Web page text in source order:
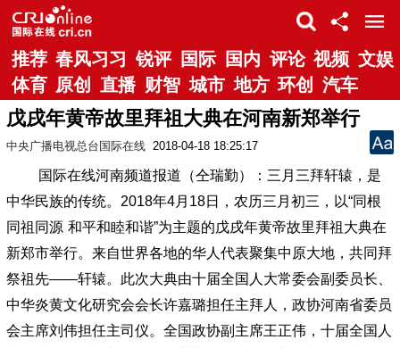
推荐 春风习习 锐评 国际 国内 评论 视频 文娱
体育 原创 直播 财智 城市 地方 环创 汽车
戊戌年黄帝故里拜祖大典在河南新郑举行
中央广播电视总台国际在线 2018-04-18 18:25:17
国际在线河南频道报道（仝瑞勤）：三月三拜轩辕，是
中华民族的传统。 2018年4月 18日，农历三月初三，以“同根
同祖同源 和平和睦和谐”为主题的戊戌年黄帝故里拜祖大典在
新郑市举行。来自世界各地的华人代表聚集中原大地，共同拜
祭祖先——轩辕。此次大典由十届全国人大常委会副委员长、
中华炎黄文化研究会会长许嘉璐担任主拜人，政协河南省委员
会主席刘伟担任主司仪。全国政协副主席王正伟，十届全国人